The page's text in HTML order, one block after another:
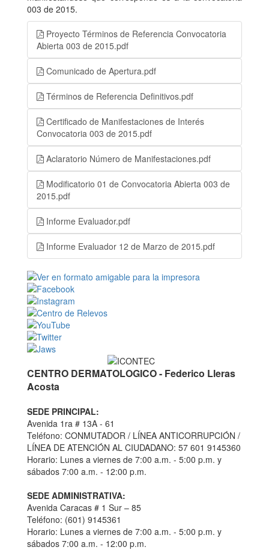
003 de 2015.
Proyecto Términos de Referencia Convocatoria
Abierta 003 de 2015.pdf
Comunicado de Apertura.pdf
Términos de Referencia Definitivos.pdf
Certificado de Manifestaciones de Interés
Convocatoria 003 de 2015.pdf
Aclaratorio Número de Manifestaciones.pdf
Modificatorio 01 de Convocatoria Abierta 003 de
2015.pdf
Informe Evaluador.pdf
Informe Evaluador 12 de Marzo de 2015.pdf
CENTRO DERMATOLOGICO - Federico Lleras
Acosta
SEDE PRINCIPAL:
Avenida 1ra # 13A - 61
Teléfono: CONMUTADOR / LÍNEA ANTICORRUPCIÓN /
LÍNEA DE ATENCIÓN AL CIUDADANO: 57 601 9145360
Horario: Lunes a viernes de 7:00 a.m. - 5:00 p.m. y
sábados 7:00 a.m. - 12:00 p.m.
SEDE ADMINISTRATIVA:
Avenida Caracas # 1 Sur – 85
Teléfono: (601) 9145361
Horario: Lunes a viernes de 7:00 a.m. - 5:00 p.m. y
sábados 7:00 a.m. - 12:00 p.m.